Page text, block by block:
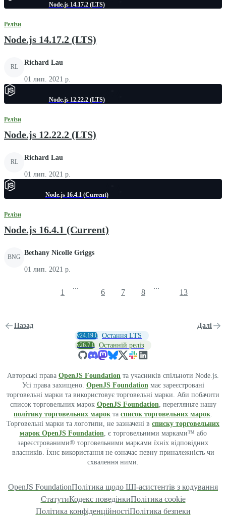
Node.js 14.17.2 (LTS)
Релізи
Node.js 14.17.2 (LTS)
RL
Richard Lau
01 лип. 2021 р.
Node.js 12.22.2 (LTS)
Релізи
Node.js 12.22.2 (LTS)
RL
Richard Lau
01 лип. 2021 р.
Node.js 16.4.1 (Current)
Релізи
Node.js 16.4.1 (Current)
BNG
Bethany Nicolle Griggs
01 лип. 2021 р.
Назад
1
...
6 7 8
...
13
Далі
v24.19.0 Остання LTS
v26.7.0 Останній реліз
Авторські права OpenJS Foundation та учасників спільноти Node.js.
Усі права захищено. OpenJS Foundation має зареєстровані
торговельні марки та використовує торговельні марки. Аби побачити
список торговельних марок OpenJS Foundation , перегляньте нашу
політику торговельних марок та список торговельних марок
Торговельні марки та логотипи, не зазначені в списку торговельних
марок OpenJS Foundation , є торговельними марками™ або
зареєстрованими® торговельними марками їхніх відповідних
власників. Їхнє використання не означає певну приналежність чи
схвалення ними.
OpenJS FoundationПолітика щодо ШІ-асистентів з кодування
СтатутиКодекс поведінкиПолітика cookie
Політика конфіденційностіПолітика безпеки